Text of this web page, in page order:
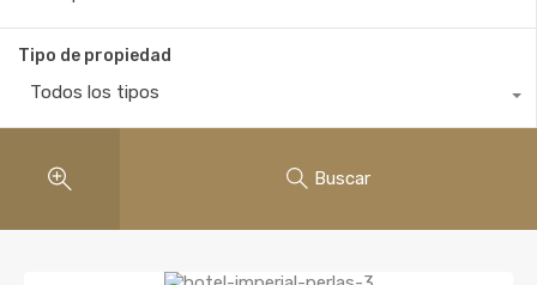
Tipo de propiedad
Todos los tipos
Buscar